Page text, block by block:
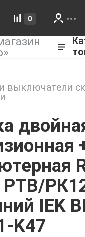
0
выключатели
РТВ/
IEK
K47